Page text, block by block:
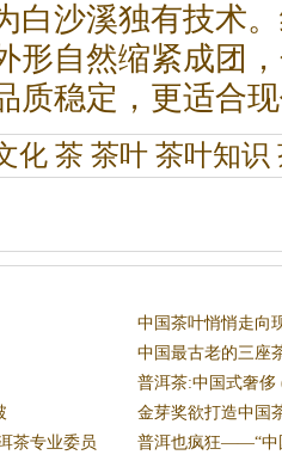
白沙溪独有技术
形自然缩紧成团
质稳定，更适合
化 茶 茶叶 茶叶知识
中国茶叶悄悄走向
中国最古老的三座
普洱茶:中国式奢侈
金芽奖欲打造中国
茶专业委员
普洱也疯狂——“中